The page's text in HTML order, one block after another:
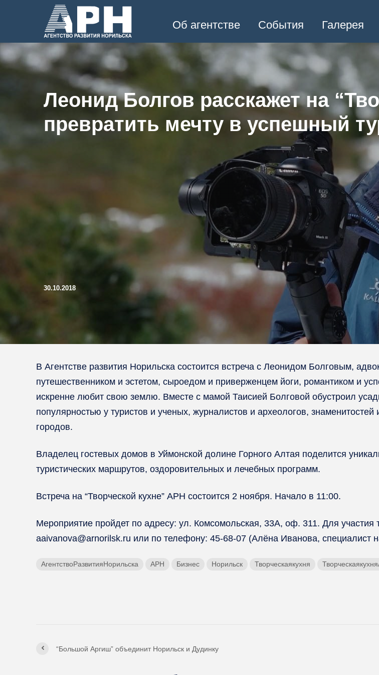
Об агентстве События Галерея
Леонид Болгов расскажет на
превратить мечту в успешный
30.10.2018
В Агентстве развития Норильска состоится встреча с Леонидом Болговым,
путешественником и эстетом, сыроедом и приверженцем йоги, романтиком и
искренне любит свою землю. Вместе с мамой Таисией Болговой обустроил
популярностью у туристов и ученых, журналистов и археологов,
городов.
Владелец гостевых домов в Уймонской долине Горного Алтая поделится
туристических маршрутов, оздоровительных и лечебных программ.
Встреча на “Творческой кухне” АРН состоится 2 ноября. Начало в 11:00.
Мероприятие пройдет по адресу: ул. Комсомольская, 33А, оф. 311. Для участия
aaivanova@arnorilsk.ru или по телефону: 45-68-07 (Алёна Иванова, специалист
АгентствоРазвитияНорильска АРН Бизнес Норильск Творческаякухня
“Большой Аргиш” объединит Норильск и Дудинку